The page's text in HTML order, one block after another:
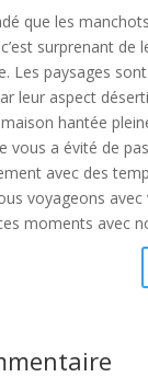
que les
surprenant de
Les paysages
leur aspect
hantée
vous a évité de
avec des
voyageons
moments avec